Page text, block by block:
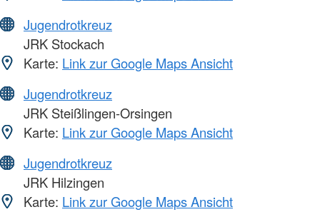
Jugendrotkreuz
JRK Stockach
Karte: Link zur Google Maps Ansicht
Jugendrotkreuz
JRK Steißlingen-Orsingen
Karte: Link zur Google Maps Ansicht
Jugendrotkreuz
JRK Hilzingen
Karte: Link zur Google Maps Ansicht